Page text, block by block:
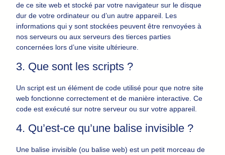
de ce site web et stocké par votre navigateur sur le disque
dur de votre ordinateur ou d’un autre appareil. Les
informations qui y sont stockées peuvent être renvoyées à
nos serveurs ou aux serveurs des tierces parties
concernées lors d’une visite ultérieure.
3. Que sont les scripts ?
Un script est un élément de code utilisé pour que notre site
web fonctionne correctement et de manière interactive. Ce
code est exécuté sur notre serveur ou sur votre appareil.
4. Qu’est-ce qu’une balise invisible ?
Une balise invisible (ou balise web) est un petit morceau de